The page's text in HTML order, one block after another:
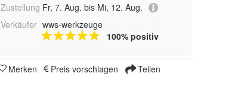
Zustellung Fr, 7. Aug. bis Mi, 12. Aug.
Verkäufer wws-werkzeuge
100% positiv
Merken Preis vorschlagen Teilen